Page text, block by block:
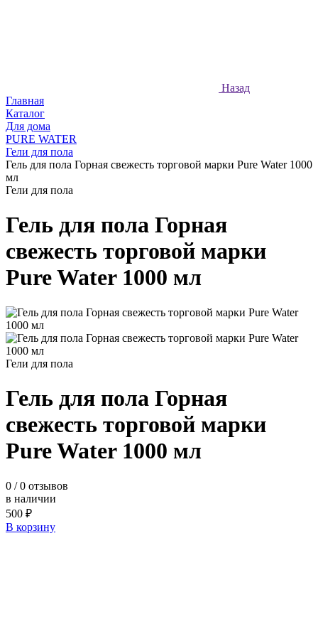
Назад
Главная
Каталог
Для дома
PURE WATER
Гели для пола
Гель для пола Горная свежесть торговой марки Pure Water 1000
мл
Гели для пола
Гель для пола Горная
свежесть торговой марки
Pure Water 1000 мл
Гели для пола
Гель для пола Горная
свежесть торговой марки
Pure Water 1000 мл
0 / 0 отзывов
в наличии
500 ₽
В корзину